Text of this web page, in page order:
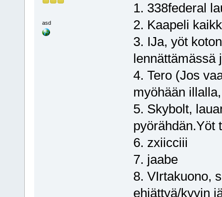
asd
1. 338federal
2. Kaapeli
3. IJa, yöt
lennättämässä
4. Tero (Jos
myöhään
5. Skybolt,
pyörähdän.Yöt
6. zxiicciii
7. jaabe
8. VIrtakuono,
ehjättyä/kyyin